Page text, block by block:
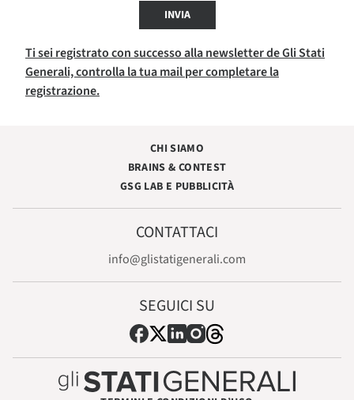
INVIA
Ti sei registrato con successo alla newsletter de Gli Stati
Generali, controlla la tua mail per completare la
registrazione.
CHI SIAMO
BRAINS & CONTEST
GSG LAB E PUBBLICITÀ
CONTATTACI
info@glistatigenerali.com
SEGUICI SU